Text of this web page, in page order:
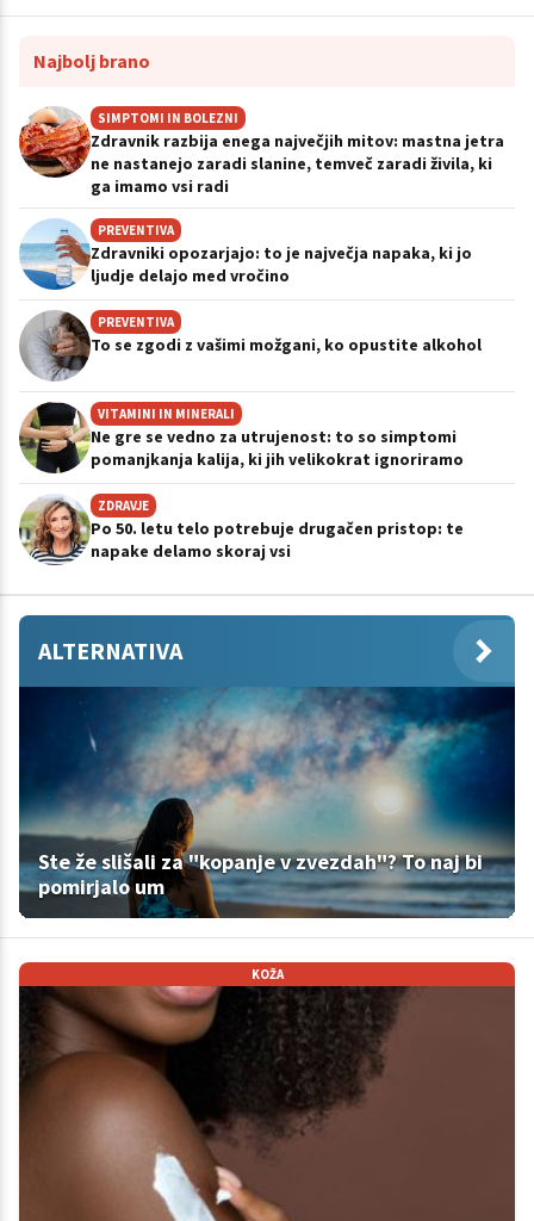
Najbolj brano
SIMPTOMI IN BOLEZNI
Zdravnik razbija enega največjih mitov: mastna jetra
ne nastanejo zaradi slanine, temveč zaradi živila, ki
ga imamo vsi radi
PREVENTIVA
Zdravniki opozarjajo: to je največja napaka, ki jo
ljudje delajo med vročino
PREVENTIVA
To se zgodi z vašimi možgani, ko opustite alkohol
VITAMINI IN MINERALI
Ne gre se vedno za utrujenost: to so simptomi
pomanjkanja kalija, ki jih velikokrat ignoriramo
ZDRAVJE
Po 50. letu telo potrebuje drugačen pristop: te
napake delamo skoraj vsi
ALTERNATIVA
Ste že slišali za "kopanje v zvezdah"? To naj bi
pomirjalo um
KOŽA